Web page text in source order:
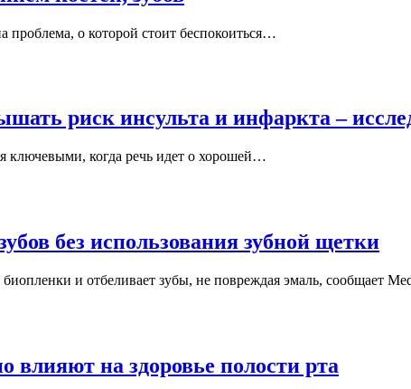
о которой стоит беспокоиться…
риск инсульта и инфаркта –
ключевыми, когда речь идет о хорошей…
без использования зубной щетки
и отбеливает зубы, не повреждая эмаль, сообщает
влияют на здоровье полости рта